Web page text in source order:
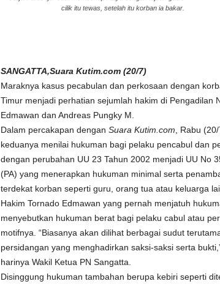
cilik itu tewas, setelah itu korban ia bakar.
SANGATTA,Suara Kutim.com (20/7)
Maraknya kasus pecabulan dan perkosaan dengan
Timur menjadi perhatian sejumlah hakim di Pengadilan
Edmawan dan Andreas Pungky M.
Dalam percakapan dengan Suara Kutim.com , Rabu
keduanya menilai hukuman bagi pelaku pencabul dan
dengan perubahan UU 23 Tahun 2002 menjadi UU No
(PA) yang menerapkan hukuman minimal serta
terdekat korban seperti guru, orang tua atau keluarga
Hakim Tornado Edmawan yang pernah menjatuh
menyebutkan hukuman berat bagi pelaku cabul atau
motifnya. “Biasanya akan dilihat berbagai sudut
persidangan yang menghadirkan saksi-saksi serta
harinya Wakil Ketua PN Sangatta.
Disinggung hukuman tambahan berupa kebiri seperti